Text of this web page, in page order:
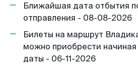
Ближайшая дата отбытия
отправления - 08-08-2026
Билеты на маршрут
можно приобрести
даты - 06-11-2026